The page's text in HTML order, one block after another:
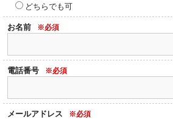
どちらでも可
お名前 ※必須
電話番号 ※必須
メールアドレス ※必須